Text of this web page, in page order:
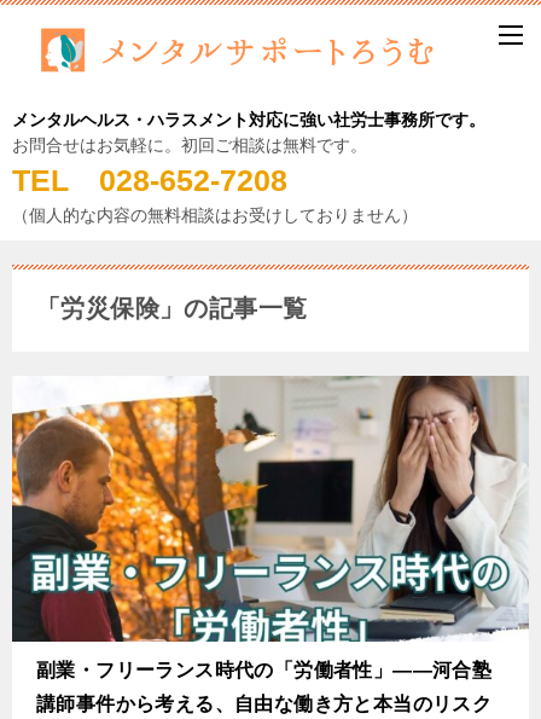
メンタルヘルス・ハラスメント対応に強い社労士事務所です。
お問合せはお気軽に。初回ご相談は無料です。
TEL 028-652-7208
（個人的な内容の無料相談はお受けしておりません）
「労災保険」の記事一覧
副業・フリーランス時代の「労働者性」――河合塾
講師事件から考える、自由な働き方と本当のリスク